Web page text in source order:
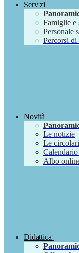
Servizi
Famiglie e
Personale
Percorsi di
Novità
Le notizie
Le circolari
Albo
Didattica